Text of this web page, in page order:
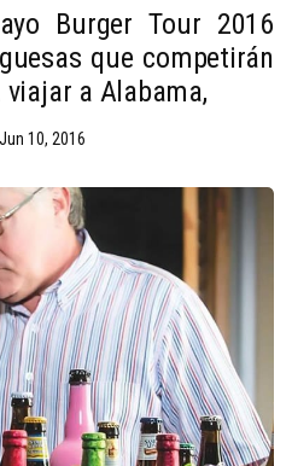
Burger Tour 2016
que competirán
a Alabama,
Jun 10, 2016